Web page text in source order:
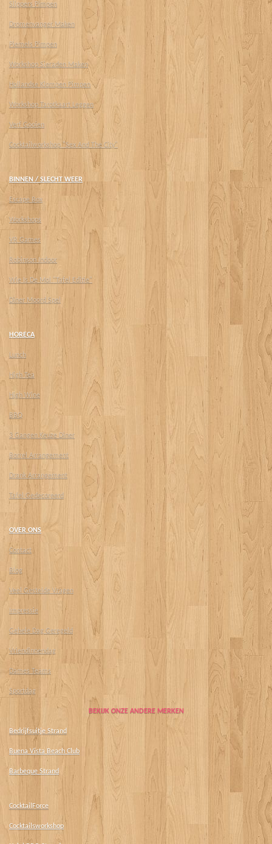
Slippers Pimpen
Dromenvanger Maken
Piemels Pimpen
Workshop Sieraden Maken
Hollandse Klompen Pimpen
Workshop Tarotkaart Leggen
Verf Gooien
Cocktailworkshop "Sex And The City"
BINNEN / SLECHT WEER
Escape Box
Workshops
VR Games
Robinson Indoor
Wie Is De Mol "Tafel Editie"
Diner Moord Spel
HORECA
Lunch
High Tea
High Wine
BBQ
3 Gangen Keuze Diner
Borrel Arrangement
Drank Arrangement
Tafel Gedecoreerd
OVER ONS
Contact
Blog
Veel Gestelde Vragen
Impressie
Gehele Dag Geregeld
Vriendinnendag
Dames Teams
Sportdag
BEKIJK ONZE ANDERE MERKEN
Bedrijfsuitje Strand
Buena Vista Beach Club
Barbeque Strand
CocktailForce
Cocktailsworkshop